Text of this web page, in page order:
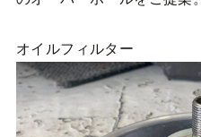
オイルフィルター